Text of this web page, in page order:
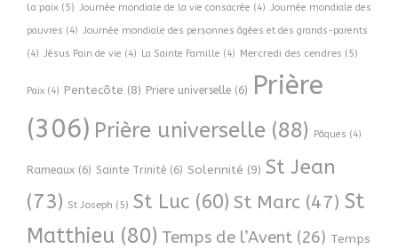
la paix (5) Journée mondiale de la vie consacrée (4) Journée mondiale des
pauvres (4) Journée mondiale des personnes âgées et des grands-parents
(4) Jésus Pain de vie (4) La Sainte Famille (4) Mercredi des cendres (5)
Paix (4) Pentecôte (8) Priere universelle (6)
Prière
(306) Prière universelle (88) Pâques (4)
Rameaux (6) Sainte Trinité (6) Solennité (9) St Jean
(73) St Joseph (5) St Luc (60) St Marc (47) St
Matthieu (80) Temps de l’Avent (26) Temps